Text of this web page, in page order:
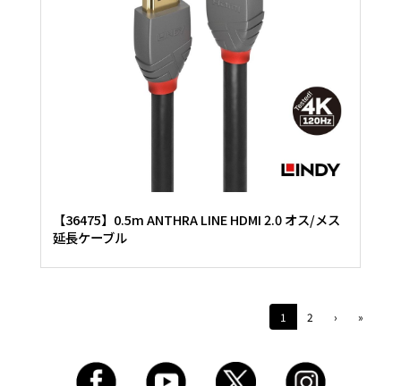
【36475】0.5m ANTHRA LINE HDMI 2.0 オス/メス
延長ケーブル
1 2 › »